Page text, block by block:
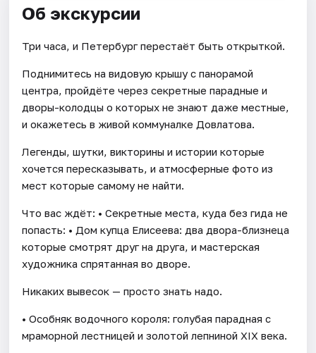
Об экскурсии
Три часа, и Петербург перестаёт быть открыткой.
Поднимитесь на видовую крышу с панорамой
центра, пройдёте через секретные парадные и
дворы-колодцы о которых не знают даже местные,
и окажетесь в живой коммуналке Довлатова.
Легенды, шутки, викторины и истории которые
хочется пересказывать, и атмосферные фото из
мест которые самому не найти.
Что вас ждёт: • Секретные места, куда без гида не
попасть: • Дом купца Елисеева: два двора-близнеца
которые смотрят друг на друга, и мастерская
художника спрятанная во дворе.
Никаких вывесок — просто знать надо.
• Особняк водочного короля: голубая парадная с
мраморной лестницей и золотой лепниной XIX века.